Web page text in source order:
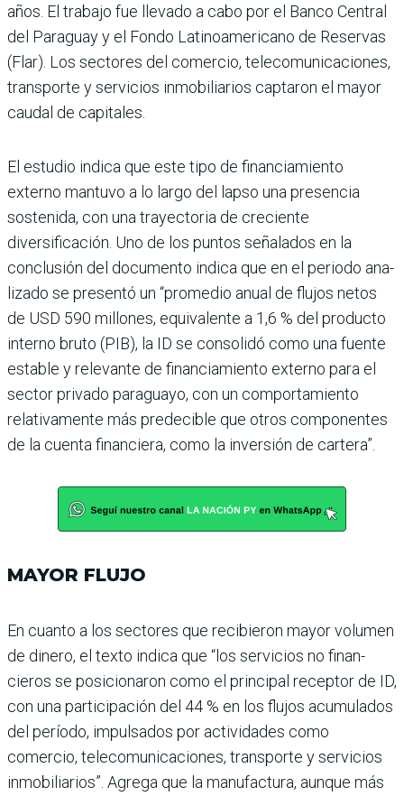
años. El tra­bajo fue llevado a cabo por el Banco Central
del Paraguay y el Fondo Latinoamericano de Reservas
(Flar). Los secto­res del comercio, telecomuni­caciones,
transporte y servi­cios inmobiliarios captaron el mayor
caudal de capitales.
El estudio indica que este tipo de financiamiento
externo mantuvo a lo largo del lapso una presencia
sostenida, con una trayectoria de cre­ciente
diversificación. Uno de los puntos señalados en la
conclusión del documento indica que en el periodo ana­
lizado se presentó un “pro­medio anual de flujos netos
de USD 590 millones, equi­valente a 1,6 % del producto
interno bruto (PIB), la ID se consolidó como una fuente
estable y relevante de finan­ciamiento externo para el
sector privado paraguayo, con un comportamiento
relativamente más predeci­ble que otros componentes
de la cuenta financiera, como la inversión de cartera”.
MAYOR FLUJO
En cuanto a los sectores que recibieron mayor volumen
de dinero, el texto indica que “los servicios no finan­
cieros se posicionaron como el principal receptor de ID,
con una participación del 44 % en los flujos acumulados
del período, impulsados por actividades como
comercio, telecomunicaciones, trans­porte y servicios
inmobilia­rios”. Agrega que la manufac­tura, aunque más